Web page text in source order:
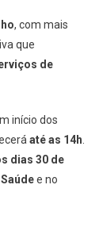
, com mais
que
de
início dos
até as 14h
dias 30 de
e no